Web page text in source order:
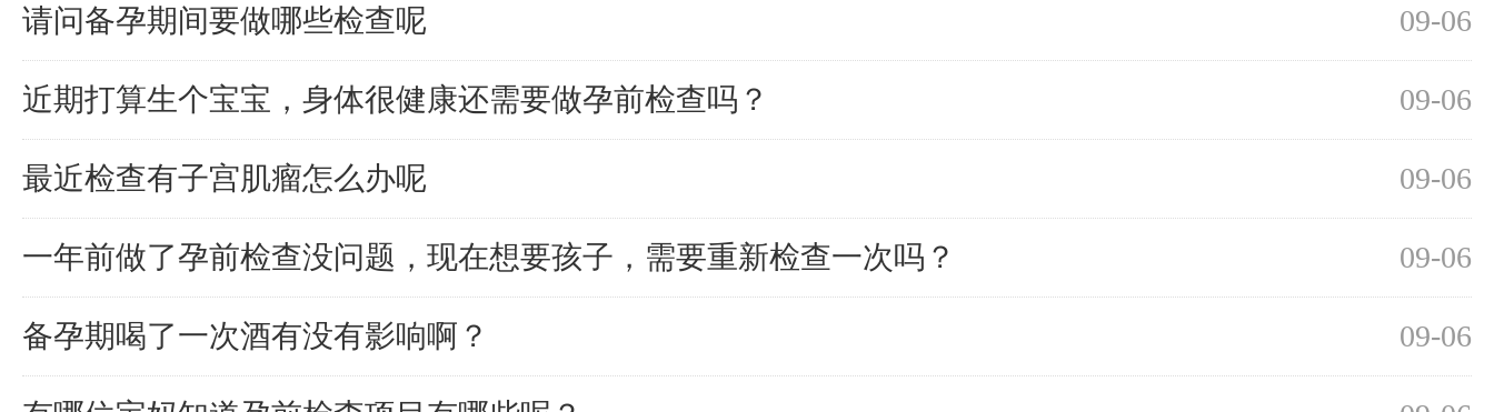
09-06
请问备孕期间要做哪些检查呢
09-06
近期打算生个宝宝，身体很健康还需要做孕前检查吗？
09-06
最近检查有子宫肌瘤怎么办呢
09-06
一年前做了孕前检查没问题，现在想要孩子，需要重新检查一次吗？
09-06
备孕期喝了一次酒有没有影响啊？